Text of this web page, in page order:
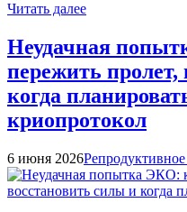
Читать далее
Неудачная
пережить
когда
криопротокол
6 июня 2026Репродуктивное